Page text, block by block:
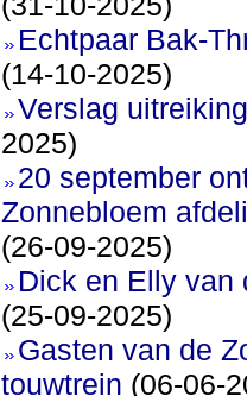
Echtpaar Bak-
(14-10-2025)
Verslag
2025)
20 september
Zonnebloem
(26-09-2025)
Dick en Elly van
(25-09-2025)
Gasten van de
touwtrein (06-06-